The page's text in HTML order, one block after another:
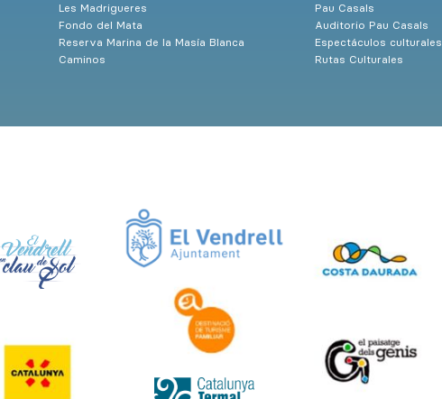
Les Madrigueres
Fondo del Mata
Reserva Marina de la Masía Blanca
Caminos
Pau Casals
Auditorio Pau Casals
Espectáculos culturales
Rutas Culturales